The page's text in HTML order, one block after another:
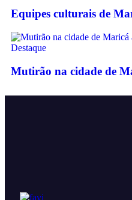
Equipes culturais de
Destaque
Mutirão na cidade de